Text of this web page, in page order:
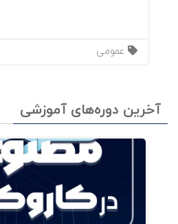
Archetypes
نشان می‌دهد چشم‌انداز برند
محوری همخوان باشد. در این
روح برند است، بلکه جهت
بازاریابی، ارتباطی و حتی منابع
می‌کند.
عمومی
آخرین دوره‌های آموزشی